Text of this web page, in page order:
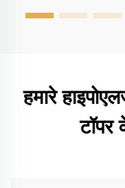
हमारे
टॉपर